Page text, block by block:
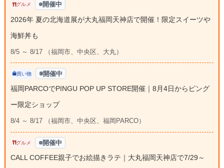
グルメ 開催中
2026年 夏の北海道展が大丸福岡天神店で開催！限定スイーツや
海鮮丼も
8/5 ～ 8/17 （福岡市、中央区、大丸）
買い物 開催中
福岡PARCOでPINGU POP UP STORE開催｜8月4日からピング
ー限定ショップ
8/4 ～ 8/17 （福岡市、中央区、福岡PARCO）
グルメ 開催中
CALL COFFEE親子でお絵描きラテ｜大丸福岡天神店で7/29～